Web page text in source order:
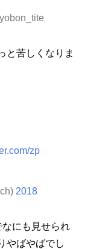
と苦しくなりま
zp
2018
にも見せられ
やばやばでし